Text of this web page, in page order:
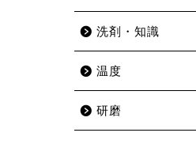
洗剤・知識
温度
研磨